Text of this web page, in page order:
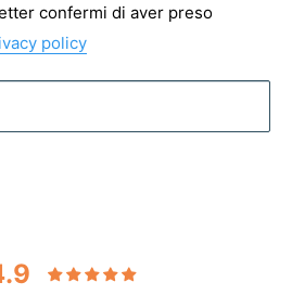
confermi di aver preso
policy